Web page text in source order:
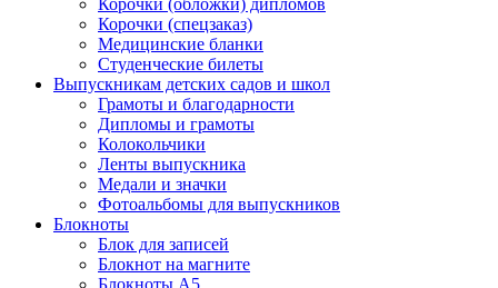
Корочки (обложки) дипломов
Корочки (спецзаказ)
Медицинские бланки
Студенческие билеты
Выпускникам детских садов и школ
Грамоты и благодарности
Дипломы и грамоты
Колокольчики
Ленты выпускника
Медали и значки
Фотоальбомы для выпускников
Блокноты
Блок для записей
Блокнот на магните
Блокноты А5